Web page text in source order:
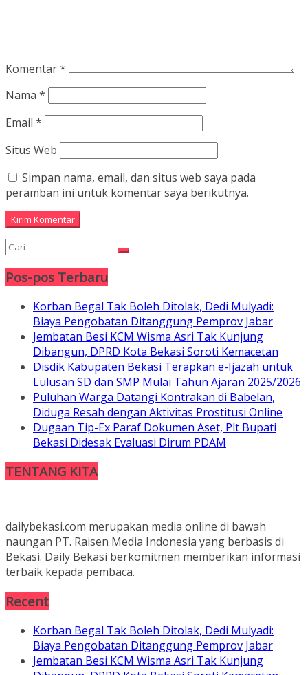
Komentar*
Nama *
Email *
Situs Web
Simpan nama, email, dan situs web saya pada
peramban ini untuk komentar saya berikutnya.
Pos-pos Terbaru
Korban Begal Tak Boleh Ditolak, Dedi Mulyadi:
Biaya Pengobatan Ditanggung Pemprov Jabar
Jembatan Besi KCM Wisma Asri Tak Kunjung
Dibangun, DPRD Kota Bekasi Soroti Kemacetan
Disdik Kabupaten Bekasi Terapkan e-Ijazah untuk
Lulusan SD dan SMP Mulai Tahun Ajaran 2025/2026
Puluhan Warga Datangi Kontrakan di Babelan,
Diduga Resah dengan Aktivitas Prostitusi Online
Dugaan Tip-Ex Paraf Dokumen Aset, Plt Bupati
Bekasi Didesak Evaluasi Dirum PDAM
TENTANG KITA
dailybekasi.com merupakan media online di bawah
naungan PT. Raisen Media Indonesia yang berbasis di
Bekasi. Daily Bekasi berkomitmen memberikan informasi
terbaik kepada pembaca.
Recent
Korban Begal Tak Boleh Ditolak, Dedi Mulyadi:
Biaya Pengobatan Ditanggung Pemprov Jabar
Jembatan Besi KCM Wisma Asri Tak Kunjung